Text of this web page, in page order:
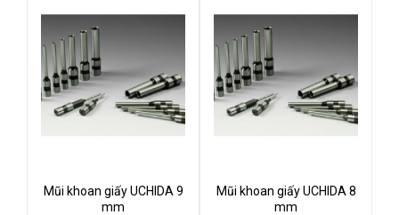
Mũi khoan giấy UCHIDA 9
mm
Mũi khoan giấy UCHIDA 8
mm